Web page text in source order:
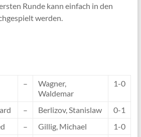
Runde kann einfach in den
werden.
–
Wagner,
Waldemar
1-0
– Berlizov, Stanislaw
0-1
– Gillig, Michael
1-0